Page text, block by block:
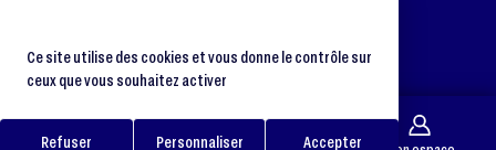
Ce site utilise des cookies et vous donne le contrôle sur
ceux que vous souhaitez activer
Accepter
Refuser Personnaliser